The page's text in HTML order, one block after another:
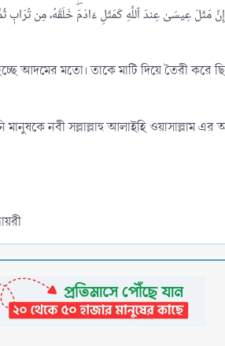
﴿ إِنَّ مَثَلَ عِيسَىٰ عِندَ ٱللَّهِ كَمَثَلِ ءَادَمَۖ خَلَقَهُۥ مِن تُرَابٖ ثُمَّ قَالَ لَهُۥ كُن
হচ্ছে আদমের মতো। তাকে মাটি দিয়ে তৈরী
নবী সল্লাল্লাহু আলাইহি ওয়াসাল্লাম